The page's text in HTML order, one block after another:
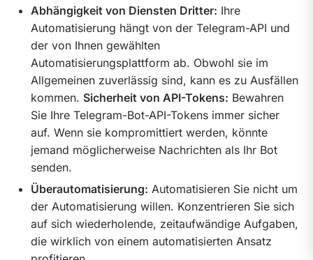
Abhängigkeit von Diensten Dritter: Ihre
Automatisierung hängt von der Telegram-API und
der von Ihnen gewählten
Automatisierungsplattform ab. Obwohl sie im
Allgemeinen zuverlässig sind, kann es zu Ausfällen
kommen. Sicherheit von API-Tokens: Bewahren
Sie Ihre Telegram-Bot-API-Tokens immer sicher
auf. Wenn sie kompromittiert werden, könnte
jemand möglicherweise Nachrichten als Ihr Bot
senden.
Überautomatisierung: Automatisieren Sie nicht um
der Automatisierung willen. Konzentrieren Sie sich
auf sich wiederholende, zeitaufwändige Aufgaben,
die wirklich von einem automatisierten Ansatz